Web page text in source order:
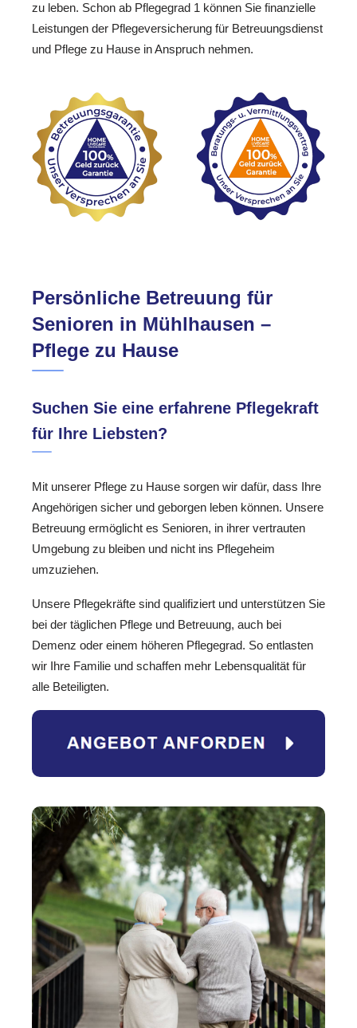
zu leben. Schon ab Pflegegrad 1 können Sie finanzielle
Leistungen der Pflegeversicherung für Betreuungsdienst
und Pflege zu Hause in Anspruch nehmen.
Persönliche Betreuung für
Senioren in Mühlhausen –
Pflege zu Hause
Suchen Sie eine erfahrene Pflegekraft
für Ihre Liebsten?
Mit unserer Pflege zu Hause sorgen wir dafür, dass Ihre
Angehörigen sicher und geborgen leben können. Unsere
Betreuung ermöglicht es Senioren, in ihrer vertrauten
Umgebung zu bleiben und nicht ins Pflegeheim
umzuziehen.
Unsere Pflegekräfte sind qualifiziert und unterstützen Sie
bei der täglichen Pflege und Betreuung, auch bei
Demenz oder einem höheren Pflegegrad. So entlasten
wir Ihre Familie und schaffen mehr Lebensqualität für
alle Beteiligten.